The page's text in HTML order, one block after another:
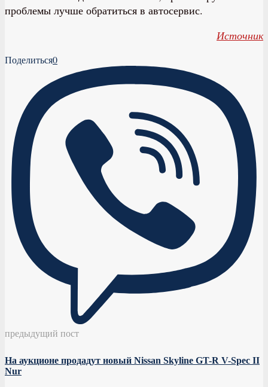
проблемы лучше обратиться в автосервис.
Источник
Поделиться0
предыдущий пост
На аукционе продадут новый Nissan Skyline GT-R V-Spec II
Nur